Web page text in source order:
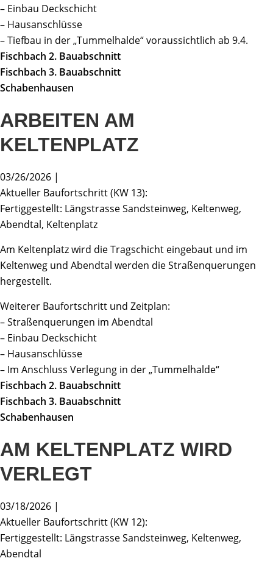
– Einbau Deckschicht
– Hausanschlüsse
– Tiefbau in der „Tummelhalde“ voraussichtlich ab 9.4.
Fischbach 2. Bauabschnitt
Fischbach 3. Bauabschnitt
Schabenhausen
ARBEITEN AM
KELTENPLATZ
03/26/2026 |
Aktueller Baufortschritt (KW 13):
Fertiggestellt: Längstrasse Sandsteinweg, Keltenweg,
Abendtal, Keltenplatz
Am Keltenplatz wird die Tragschicht eingebaut und im
Keltenweg und Abendtal werden die Straßenquerungen
hergestellt.
Weiterer Baufortschritt und Zeitplan:
– Straßenquerungen im Abendtal
– Einbau Deckschicht
– Hausanschlüsse
– Im Anschluss Verlegung in der „Tummelhalde“
Fischbach 2. Bauabschnitt
Fischbach 3. Bauabschnitt
Schabenhausen
AM KELTENPLATZ WIRD
VERLEGT
03/18/2026 |
Aktueller Baufortschritt (KW 12):
Fertiggestellt: Längstrasse Sandsteinweg, Keltenweg,
Abendtal